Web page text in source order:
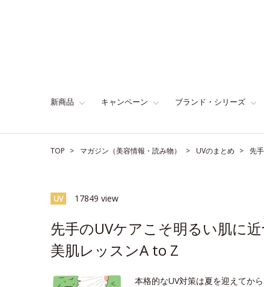
新商品 キャンペーン ブランド・シリーズ
TOP マガジン（美容情報・読み物） UVのまとめ 先
UV 17849 view
先手のUVケアこそ明るい肌に
美肌レッスンA to Z
本格的なUV対策は夏を迎えてか